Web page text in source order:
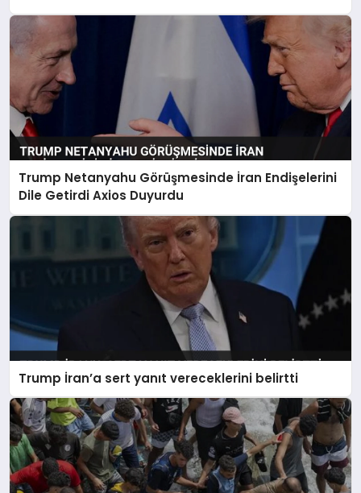
Trump Netanyahu Görüşmesinde İran Endişelerini
Dile Getirdi Axios Duyurdu
Trump İran’a sert yanıt vereceklerini belirtti